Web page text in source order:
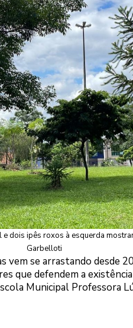
dois ipês roxos à esquerda
Garbelloti
vem se arrastando desde
que defendem a
Municipal Professora